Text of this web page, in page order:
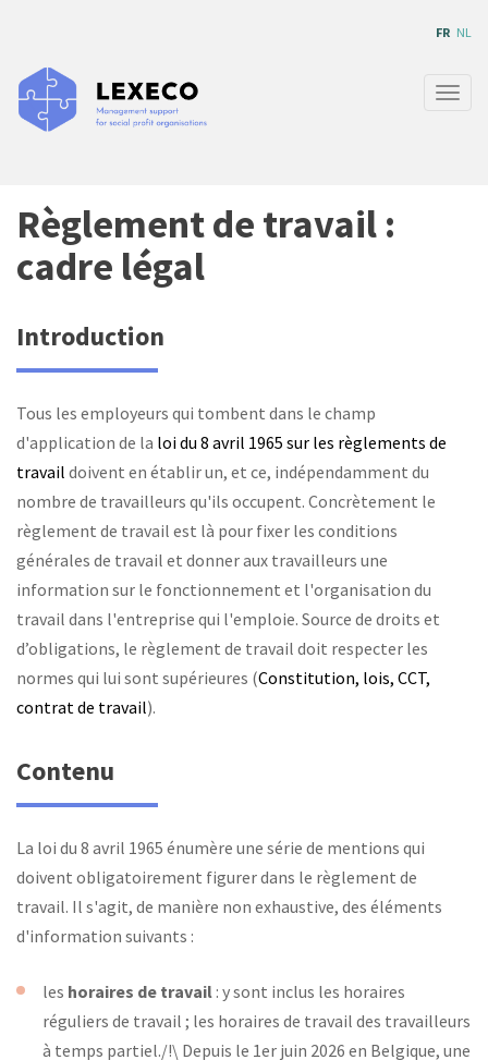
principal
FR NL
Règlement de travail :
cadre légal
Introduction
Tous les employeurs qui tombent dans le champ
d'application de la loi du 8 avril 1965 sur les règlements de
travail doivent en établir un, et ce, indépendamment du
nombre de travailleurs qu'ils occupent. Concrètement le
règlement de travail est là pour fixer les conditions
générales de travail et donner aux travailleurs une
information sur le fonctionnement et l'organisation du
travail dans l'entreprise qui l'emploie. Source de droits et
d’obligations, le règlement de travail doit respecter les
normes qui lui sont supérieures (Constitution, lois, CCT,
contrat de travail).
Contenu
La loi du 8 avril 1965 énumère une série de mentions qui
doivent obligatoirement figurer dans le règlement de
travail. Il s'agit, de manière non exhaustive, des éléments
d'information suivants :
les horaires de travail : y sont inclus les horaires
réguliers de travail ; les horaires de travail des travailleurs
à temps partiel./!\ Depuis le 1er juin 2026 en Belgique, une